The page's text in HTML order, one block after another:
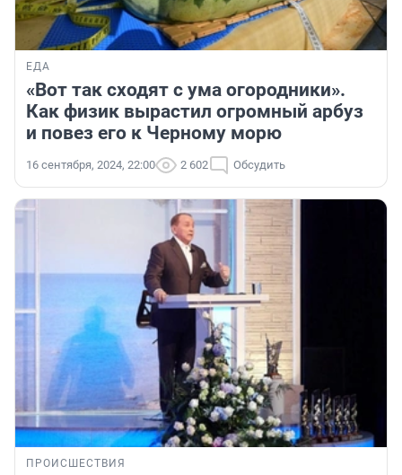
ЕДА
«Вот так сходят с ума огородники».
Как физик вырастил огромный арбуз
и повез его к Черному морю
16 сентября, 2024, 22:00 2 602 Обсудить
ПРОИСШЕСТВИЯ